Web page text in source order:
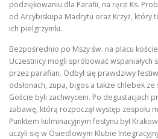
podziękowaniu dla Parafii, na ręce Ks.
od Arcybiskupa Madrytu oraz Krzyż, który
ich pielgrzymki.
Bezpośrednio po Mszy św. na placu
Uczestnicy mogli spróbować wspaniałych
przez parafian. Odbył się prawdziwy
odsłonach, zupa, bigos a także chlebek
Goście byli zachwyceni. Po degustacjach
zabawę, którą rozpoczął występ zespołu
Punktem kulminacyjnym festynu był
uczyli się w Osiedlowym Klubie